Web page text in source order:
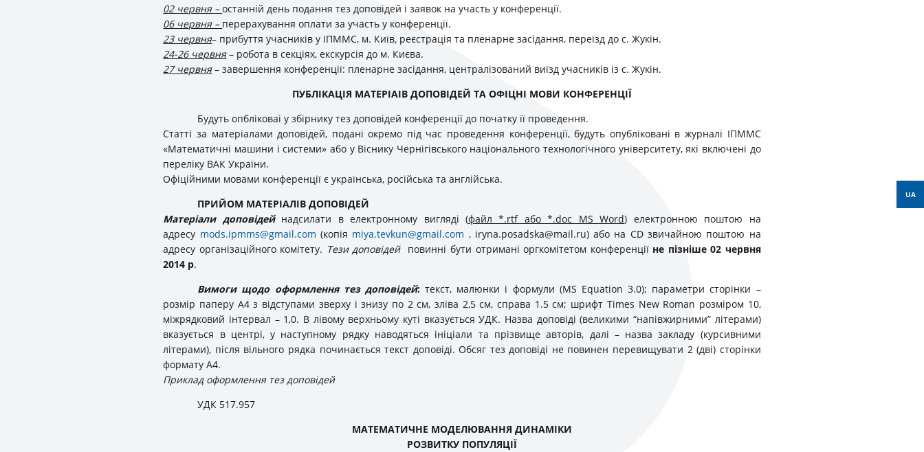
02 червня –останній день подання тез доповідей і заявок на участь у конференції.
06 червня – перерахування оплати за участь у конференції.
23 червня– прибуття учасників у ІПММС, м. Київ, реєстрація та пленарне засідання, переїзд до с. Жукін.
24-26 червня– робота в секціях, екскурсія до м. Києва.
27 червня– завершення конференції: пленарне засідання, централізований виїзд учасників із с. Жукін.
ПУБЛІКАЦІЯ МАТЕРІАІВ ДОПОВІДЕЙ ТА ОФІЦНІ МОВИ КОНФЕРЕНЦІЇ
Будуть опбліковаі у збірнику тез доповідей конференції до початку її проведення.
Статті за матеріалами доповідей, подані окремо під час проведення конференції, будуть опубліковані в журналі ІПММС
«Математичні машини і системи» або у Віснику Чернігівського національного технологічного університету, які включені до
переліку ВАК України.
Офіційними мовами конференції є українська, російська та англійська.
ПРИЙОМ МАТЕРІАЛІВ ДОПОВІДЕЙ
Матеріали доповідейнадсилати в електронному вигляді (файл *.rtf або *.doc MS Word) електронною поштою на
адресу mods.ipmms@gmail.com (копія miya.tevkun@gmail.com , iryna.posadska@mail.ru) або на CD звичайною поштою на
адресу організаційного комітету. Тези доповідейповинні бути отримані оргкомітетом конференції не пізніше 02 червня
2014 р.
Вимоги щодо оформлення тез доповідей: текст, малюнки і формули (MS Equation 3.0); параметри сторінки –
розмір паперу А4 з відступами зверху і знизу по 2 см, зліва 2,5 см, справа 1.5 см; шрифт Times New Roman розміром 10,
міжрядковий інтервал – 1,0. В лівому верхньому куті вказується УДК. Назва доповіді (великими “напівжирними” літерами)
вказується в центрі, у наступному рядку наводяться ініціали та прізвище авторів, далі – назва закладу (курсивними
літерами), після вільного рядка починається текст доповіді. Обсяг тез доповіді не повинен перевищувати 2 (дві) сторінки
формату А4.
Приклад оформлення тез доповідей
УДК 517.957
МАТЕМАТИЧНЕ МОДЕЛЮВАННЯ ДИНАМІКИ
РОЗВИТКУ ПОПУЛЯЦІЇ
UA